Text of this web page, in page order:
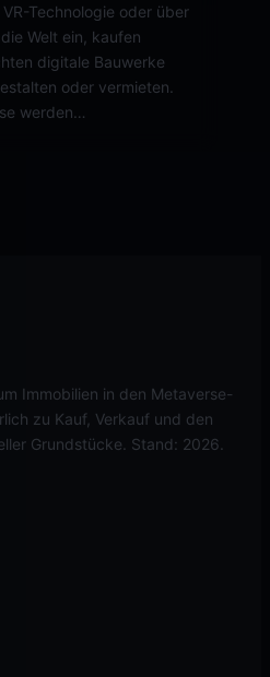
Technologie oder über
Welt ein, kaufen
digitale Bauwerke
oder vermieten.
werden…
Immobilien in den Metaverse-
zu Kauf, Verkauf und den
Grundstücke. Stand: 2026.